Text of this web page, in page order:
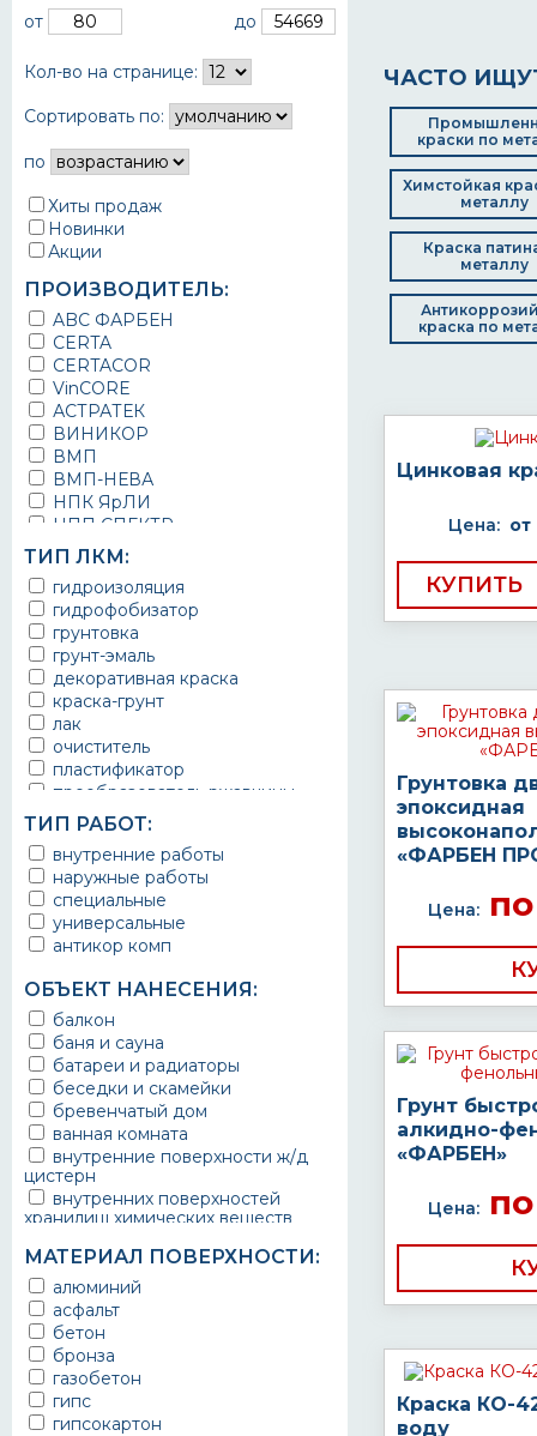
от до
Кол-во на странице:
Сортировать по:
по
Хиты продаж
Новинки
Акции
ПРОИЗВОДИТЕЛЬ:
ABC ФАРБЕН
CERTA
CERTACOR
VinCORE
АСТРАТЕК
ВИНИКОР
ВМП
ВМП-НЕВА
НПК ЯрЛИ
НПП СПЕКТР
НПФ ЭМАЛЬ
ТЕРМА
УРЕПЛЕН
ТИП ЛКМ:
гидроизоляция
гидрофобизатор
грунтовка
грунт-эмаль
декоративная краска
краска-грунт
лак
очиститель
пластификатор
преобразователь ржавчины
эмаль
Краска
Покрытие
грунт эмаль
защитное покрытие
ТИП РАБОТ:
внутренние работы
наружные работы
специальные
универсальные
антикор комп
ОБЪЕКТ НАНЕСЕНИЯ:
балкон
баня и сауна
батареи и радиаторы
беседки и скамейки
бревенчатый дом
ванная комната
внутренние поверхности ж/д
цистерн
внутренних поверхностей
хранилищ химических веществ
ворота
выхлопные системы
автомобилей
газопроводы
гараж
гидротехнические сооружения
городской транспорт
грузовые вагоны
МАТЕРИАЛ ПОВЕРХНОСТИ:
алюминий
асфальт
бетон
бронза
газобетон
гипс
гипсокартон
ЧАСТО
краски по
Химстойкая
металлу
Краска
металлу
краска по
Цинковая
Цена: от
КУПИТЬ
Грунтовка
эпоксидная
«ФАРБЕН
Цена:по
Грунт
алкидно-
«ФАРБЕН»
Цена:по
Краска КО-
воду